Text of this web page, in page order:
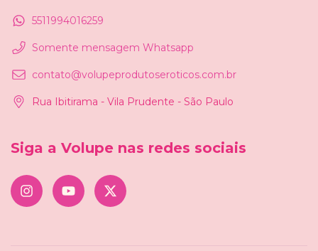
5511994016259
Somente mensagem Whatsapp
contato@volupeprodutoseroticos.com.br
Rua Ibitirama - Vila Prudente - São Paulo
Siga a Volupe nas redes sociais